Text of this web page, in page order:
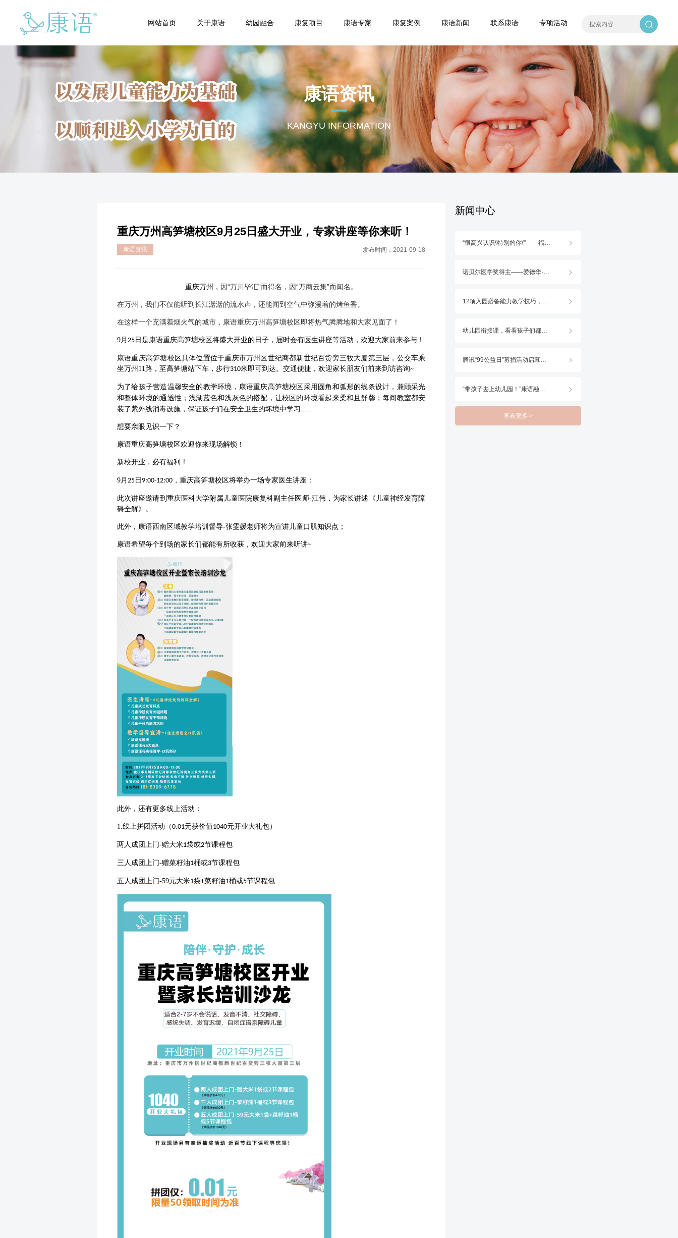
网站首页 关于康语 幼园融合 康复项目 康语专家 康复案例 康语新闻 联系康语 专项活动
康语资讯
KANGYU INFORMATION
重庆万州高笋塘校区9月25日盛大开业，专家讲座等你来听！
康语资讯 发布时间：2021-09-18
重庆万州， 因“万川毕汇”而得名，因“万商云集”而闻名 。
在万州，我们不仅能听到长江潺潺的流水声，还能闻到空气中弥漫着的烤鱼香。
在这样一个充满着烟火气的城市，康语重庆万州高笋塘校区即将热气腾腾地和大家见面了！
9月 25 日是康语重庆高笋塘校区将盛大开业的日子 ， 届时会有医生讲座等活动，欢迎大家前来参与 ！
康语重庆高笋塘校区具体位置位于重庆市万州区世纪商都新世纪百货旁三牧大厦第三层，公交车乘
坐万州 11路，至高笋塘站下车，步行310米即可到达。交通便捷，欢迎家长朋友们前来到访咨询~
为了给孩子营造温馨安全的教学环境，康语重庆高笋塘校区 采用 圆角和弧形的线条设计，兼顾采光
和整体环境的通透性； 浅湖蓝色和浅灰色的搭配，让校区的环境看起来柔和且舒馨； 每间教室都安
装了紫外线消毒设施，保证孩子们在安全卫生的坏境中学习 ......
想要亲眼见识一下？
康语重庆高笋塘校区欢迎你来现场解锁！
新校开业，必有福利！
9月 25 日 9:00-12:00 ，重庆高笋塘校区将举办一场专家医生讲座：
此次讲座邀请到重庆医科大学附属儿童医院康复科副主任医师-江伟，为家长讲述《儿童神经发育障
碍全解》。
此外，康语西南区域教学培训督导-张雯媛老师将为宣讲儿童口肌知识点；
康语希望每个到场的家长们都能有所收获，欢迎大家前来听讲~
此外，还有更多线上活动：
1.线上拼团活动（0.01元获价值1040元开业大礼包）
两人成团上门-赠大米1袋或2节课程包
三人成团上门-赠菜籽油1桶或3节课程包
五人成团上门-59元大米1袋+菜籽油1桶或5节课程包
新闻中心
“很高兴认识\'特别的你\'”——福州康语2025火种行动・世界孤独症日公益活动顺利开展 
诺贝尔医学奖得主——爱德华·莫索尔博士出任康语荣耀首席科学家，共启康复新篇 
12项入园必备能力教学技巧，7天带你掌握！ 
幼儿园衔接课，看看孩子们都在学什么？ 
腾讯“99公益日”募捐活动启幕，康语邀你一块做好事！ 
“带孩子去上幼儿园！”康语融合直播月教你做足准备 
查看更多 >